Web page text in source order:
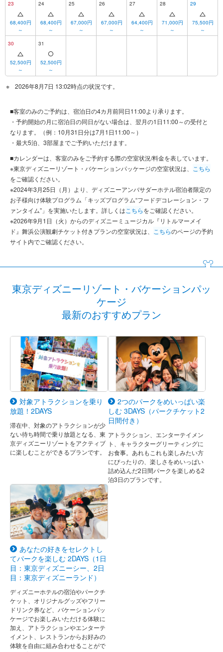
23
68,400円
～
24
68,400円
～
25
67,000円
～
26
67,000円
～
27
64,400円
～
28
71,000円
～
29
75,500円
～
30
52,500円
～
31
52,500円
～
2026年8月7日 13:02時点の状況です。
■客室のみのご予約は、宿泊日の4カ月前同日11:00より承ります。
・予約開始の月に宿泊日の同日がない場合は、翌月の1日11:00～の受付と
なります。（例：10月31日分は7月1日11:00～）
・最大5泊、3部屋までご予約いただけます。
■カレンダーは、客室のみをご予約する際の空室状況/料金を表しています。
※東京ディズニーリゾート・バケーションパッケージの空室状況は、
こちら
をご確認ください。
※2024年3月25日（月）より、ディズニーアンバサダーホテル宿泊者限定の
お子様向け体験プログラム「キッズプログラム“フードデコレーション・フ
ァンタイム”」を実施いたします。詳しくは こちらをご確認ください。
※2026年9月1日（火）からのディズニーミュージカル『リトルマーメイ
ド』舞浜公演観劇チケット付きプランの空室状況は、
こちらのページの予約
サイト内でご確認ください。
東京ディズニーリゾート・バケーションパッ
ケージ
最新のおすすめプラン
対象アトラクションを乗り
放題！2DAYS
滞在中、対象のアトラクションが少
ない待ち時間で乗り放題となる、東
京ディズニーリゾートをアクティブ
に楽しむことができるプランです。
2つのパークをめいっぱい楽
しむ 3DAYS（パークチケット2
日間付き）
アトラクション、エンターテイメン
ト、キャラクターグリーティングに
お食事。あれもこれも楽しみたい方
にぴったりの、楽しさをめいっぱい
詰め込んだ2日間パークを楽しめる2
泊3日のプランです。
あなたの好きをセレクトし
てパークを楽しむ 2DAYS（1日
目：東京ディズニーシー、2日
目：東京ディズニーランド）
ディズニーホテルの宿泊やパークチ
ケット、オリジナルグッズやフリー
ドリンク券など、バケーションパッ
ケージでお楽しみいただける体験に
加え、アトラクションやエンターテ
イメント、レストランからお好みの
体験を自由に組み合わせることがで